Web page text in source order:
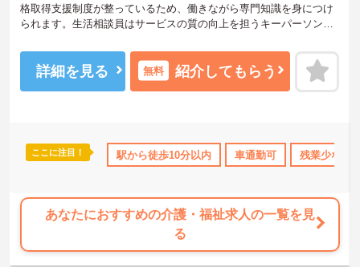
住宅手当・補助 日勤のみ 年間休日110日以上 資格取得サポート
格取得支援制度が整っているため、働きながら専門知識を身につけ
られます。生活相談員はサービスの質の向上を担うキーパーソン！
けるやりがいのあるお仕事です。
＜夜勤なしでプライベートも充実！柔軟な働き方＞勤務曜日は相談
可能♪ライフスタイルに合わせた働き方が可能です。産休・育休制度
詳細を見る 無料 紹介してもらう
ここに注目！ 駅から徒歩10分以内 車通勤可 残業少なめ
あなたにおすすめの介護・福祉求人の一覧を見
る